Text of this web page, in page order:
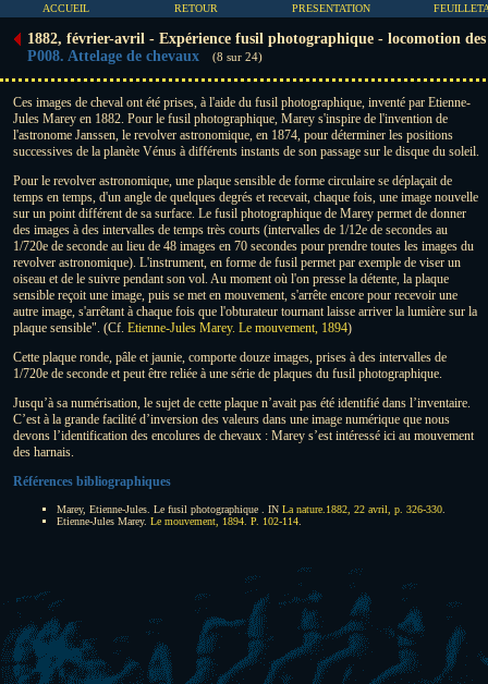
ACCUEIL RETOUR PRESENTATION
1882, février-avril - Expérience fusil photographique - locomotion des
P008. Attelage de chevaux
(8 sur 24)
Ces images de cheval ont été prises, à l'aide du fusil photographique, inventé par Etienne-
Jules Marey en 1882. Pour le fusil photographique, Marey s'inspire de l'invention de
l'astronome Janssen, le revolver astronomique, en 1874, pour déterminer les positions
successives de la planète Vénus à différents instants de son passage sur le disque du soleil.
Pour le revolver astronomique, une plaque sensible de forme circulaire se déplaçait de
temps en temps, d'un angle de quelques degrés et recevait, chaque fois, une image nouvelle
sur un point différent de sa surface. Le fusil photographique de Marey permet de donner
des images à des intervalles de temps très courts (intervalles de 1/12e de secondes au
1/720e de seconde au lieu de 48 images en 70 secondes pour prendre toutes les images du
revolver astronomique). L'instrument, en forme de fusil permet par exemple de viser un
oiseau et de le suivre pendant son vol. Au moment où l'on presse la détente, la plaque
sensible reçoit une image, puis se met en mouvement, s'arrête encore pour recevoir une
autre image, s'arrêtant à chaque fois que l'obturateur tournant laisse arriver la lumière sur la
plaque sensible". (Cf. Etienne-Jules Marey. Le mouvement, 1894)
Cette plaque ronde, pâle et jaunie, comporte douze images, prises à des intervalles de
1/720e de seconde et peut être reliée à une série de plaques du fusil photographique.
Jusqu’à sa numérisation, le sujet de cette plaque n’avait pas été identifié dans l’inventaire.
C’est à la grande facilité d’inversion des valeurs dans une image numérique que nous
devons l’identification des encolures de chevaux : Marey s’est intéressé ici au mouvement
des harnais.
Références bibliographiques
Marey, Etienne-Jules. Le fusil photographique . IN La nature.1882, 22 avril, p. 326-330
Etienne-Jules Marey. Le mouvement, 1894. P. 102-114